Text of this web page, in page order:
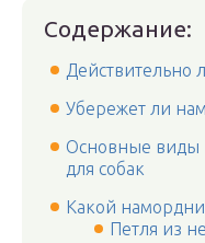
Содержание:
Действительно
Убережет ли
Основные виды
для собак
Какой
Петля из